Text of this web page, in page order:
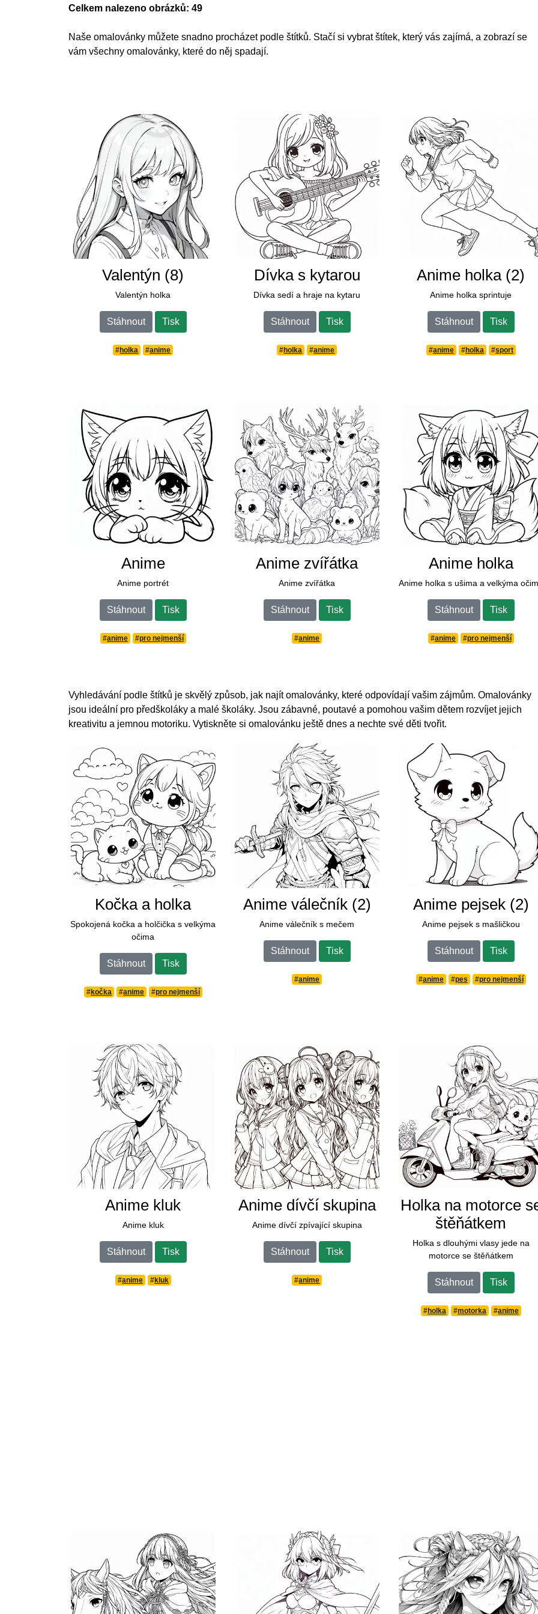
Celkem nalezeno obrázků: 49
Naše omalovánky můžete snadno procházet podle štítků. Stačí si vybrat štítek, který vás zajímá, a zobrazí se
vám všechny omalovánky, které do něj spadají.
Valentýn (8)
Valentýn holka
Stáhnout Tisk
#holka #anime
Dívka s kytarou
Dívka sedí a hraje na kytaru
Stáhnout Tisk
#holka #anime
Anime holka (2)
Anime holka sprintuje
Stáhnout Tisk
#anime #holka #sport
Anime
Anime portrét
Stáhnout Tisk
#anime #pro nejmenší
Anime zvířátka
Anime zvířátka
Stáhnout Tisk
#anime
Anime holka
Anime holka s ušima a velkýma
Stáhnout Tisk
#anime #pro nejmenší
Vyhledávání podle štítků je skvělý způsob, jak najít omalovánky, které odpovídají vašim zájmům. Omalovánky
jsou ideální pro předškoláky a malé školáky. Jsou zábavné, poutavé a pomohou vašim dětem rozvíjet jejich
kreativitu a jemnou motoriku. Vytiskněte si omalovánku ještě dnes a nechte své děti tvořit.
Kočka a holka
Spokojená kočka a holčička s velkýma
očima
Stáhnout Tisk
#kočka #anime #pro nejmenší
Anime válečník (2)
Anime válečník s mečem
Stáhnout Tisk
#anime
Anime pejsek (2)
Anime pejsek s mašličkou
Stáhnout Tisk
#anime #pes #pro nejmenší
Anime kluk
Anime kluk
Stáhnout Tisk
#anime #kluk
Anime dívčí skupina
Anime dívčí zpívající skupina
Stáhnout Tisk
#anime
Holka na motorce
štěňátkem
Holka s dlouhými vlasy jede na
motorce se štěňátkem
Stáhnout Tisk
#holka #motorka #anime